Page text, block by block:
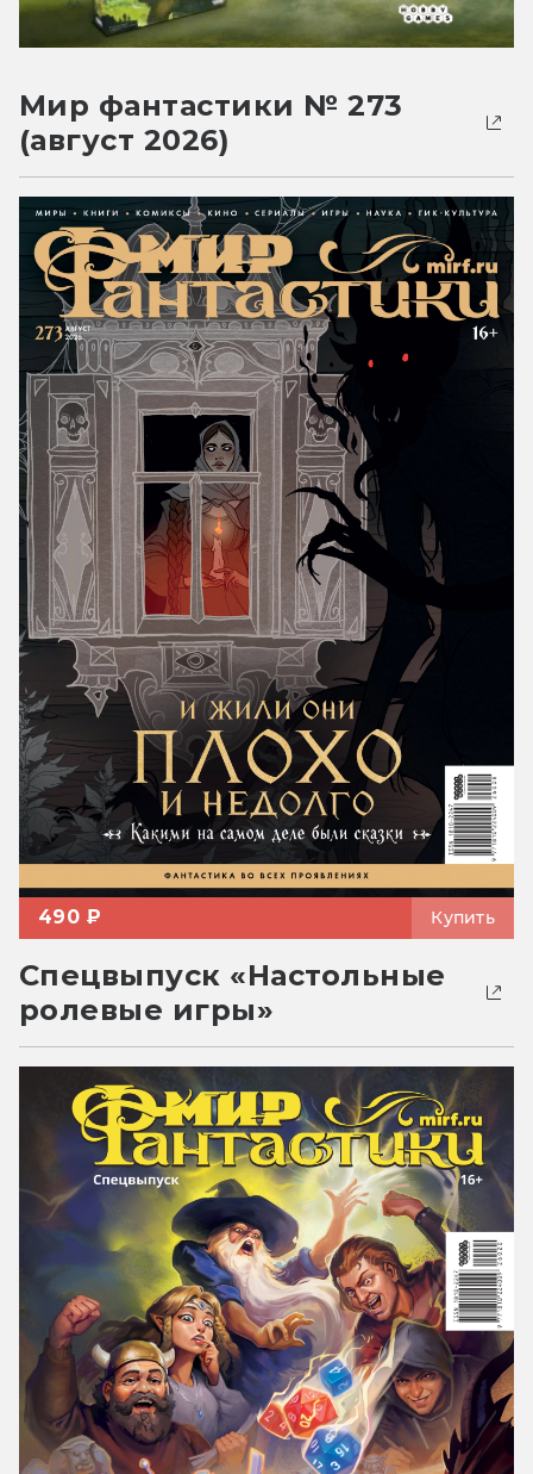
Мир фантастики № 273
(август 2026)
490 ₽ Купить
Спецвыпуск «Настольные
ролевые игры»